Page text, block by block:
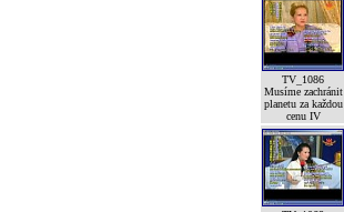
TV_1086
Musíme zachránit
planetu za každou
cenu IV